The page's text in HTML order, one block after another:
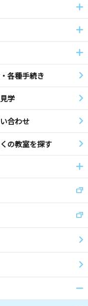
各種手続き
学
合わせ
の教室を探す